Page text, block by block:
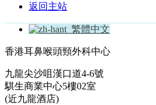
返回主站
繁體中文
香港耳鼻喉頭頸外科中心
九龍尖沙咀漢口道4-6號
騏生商業中心5樓02室
(近九龍酒店)